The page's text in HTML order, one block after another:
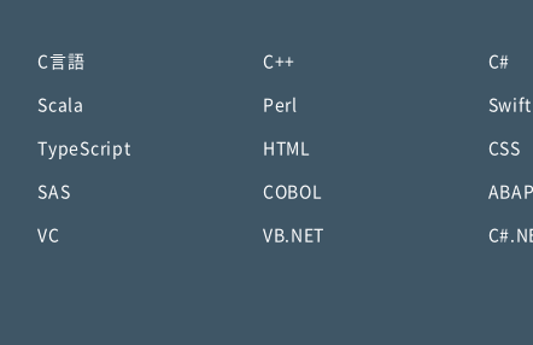
C言語 C++ C#
Scala Perl Swift
TypeScript HTML CSS
SAS COBOL ABAP
VC VB.NET